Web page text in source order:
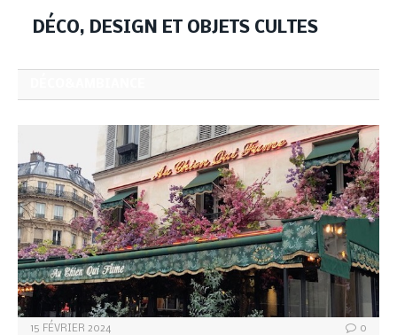
DÉCO, DESIGN ET OBJETS CULTES
15 FÉVRIER 2024 0